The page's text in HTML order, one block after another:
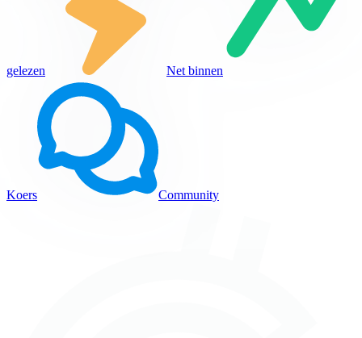
gelezen Net binnen
Koers Community